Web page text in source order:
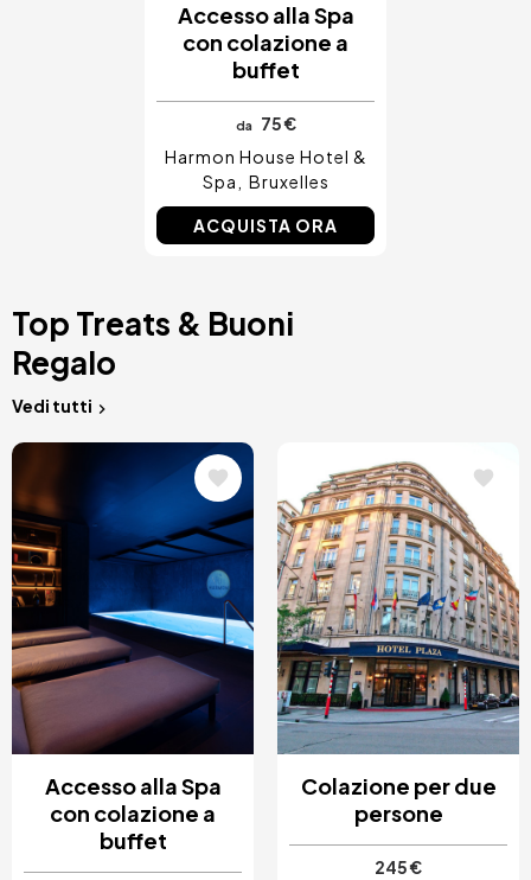
Accesso alla Spa
con colazione a
buffet
da
75 €
Harmon House Hotel &
Spa
Bruxelles
ACQUISTA ORA
Top Treats & Buoni
Regalo
Vedi tutti
Immagine
Accesso alla Spa
con colazione a
buffet
Immagine
Colazione per due
persone
245 €